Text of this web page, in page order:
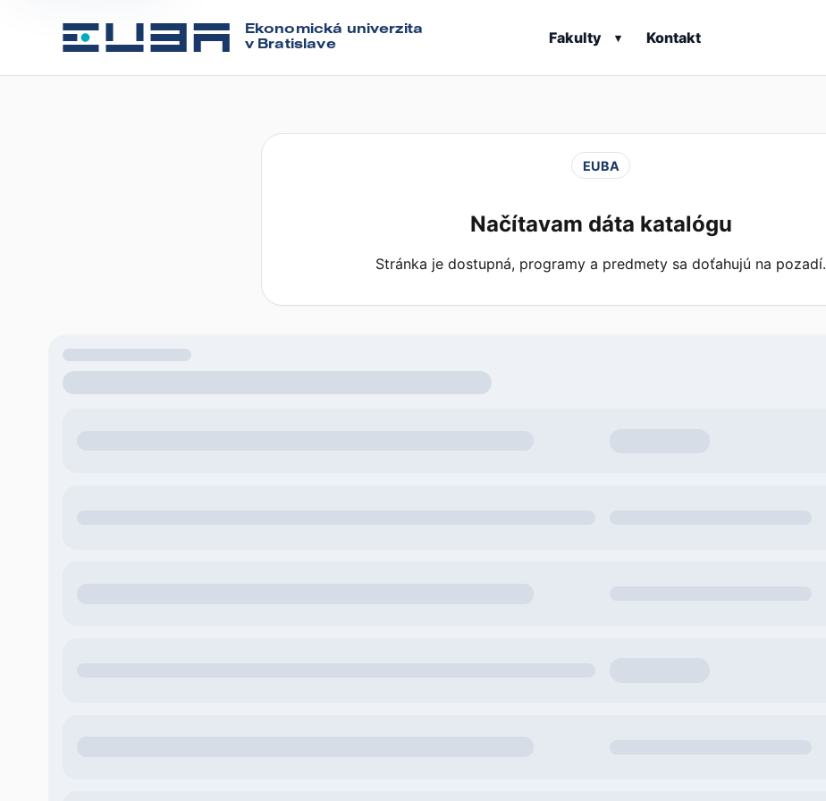
Ekonomická univerzita
v Bratislave
Fakulty ▾ Kontakt
EUBA
Načítavam dáta katalógu
Stránka je dostupná, programy a predmety sa doťahujú na pozadí.